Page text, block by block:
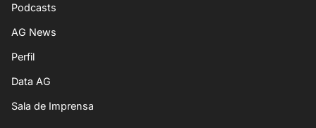
Podcasts
AG News
Perfil
Data AG
Sala de Imprensa